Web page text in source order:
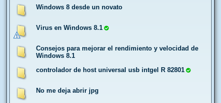
Windows 8 desde un novato
Virus en Windows 8.1
Consejos para mejorar el rendimiento y velocidad de
Windows 8.1
controlador de host universal usb intgel R 82801
No me deja abrir jpg